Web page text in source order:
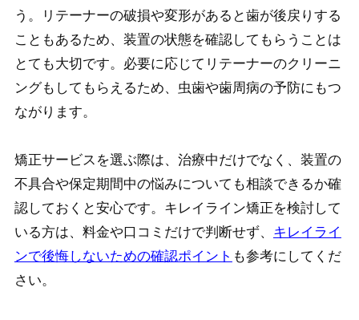
う。リテーナーの破損や変形があると歯が後戻りする
こともあるため、装置の状態を確認してもらうことは
とても大切です。必要に応じてリテーナーのクリーニ
ングもしてもらえるため、虫歯や歯周病の予防にもつ
ながります。
矯正サービスを選ぶ際は、治療中だけでなく、装置の
不具合や保定期間中の悩みについても相談できるか確
認しておくと安心です。キレイライン矯正を検討して
いる方は、料金や口コミだけで判断せず、 キレイライ
ンで後悔しないための確認ポイント も参考にしてくだ
さい。